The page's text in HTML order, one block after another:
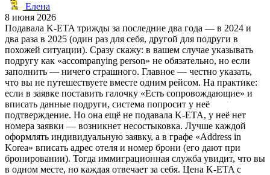
Елена
8 июня 2026
Подавала K-ETA трижды за последние два года — в 2024 и
два раза в 2025 (один раз для себя, другой для подруги в
похожей ситуации). Сразу скажу: в вашем случае указывать
подругу как «accompanying person» не обязательно, но если
заполнить — ничего страшного. Главное — честно указать,
что вы не путешествуете вместе одним рейсом. На практике:
если в заявке поставить галочку «Есть сопровождающие» и
вписать данные подруги, система попросит у неё
подтверждение. Но она ещё не подавала K-ETA, у неё нет
номера заявки — возникнет несостыковка. Лучше каждой
оформлять индивидуальную заявку, а в графе «Address in
Korea» вписать адрес отеля и номер брони (его дают при
бронировании). Тогда иммиграционная служба увидит, что вы
в одном месте, но каждая отвечает за себя. Цена K-ETA с